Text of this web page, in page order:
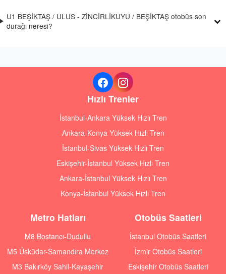
U1 BEŞİKTAŞ / ULUS - ZİNCİRLİKUYU / BEŞİKTAŞ otobüs son
durağı neresi?
Hızlı Trenler
İstanbul-Ankara Yüksek Hızlı Tren
Ankara-Konya Yüksek Hızlı Tren
İstanbul-Sivas Yüksek Hızlı Tren
Eskişehir-İstanbul Yüksek Hızlı Tren
Ankara-İstanbul Yüksek Hızlı Tren
Konya-İstanbul Yüksek Hızlı Tren
Metro Hatları
M8 Bostancı-Dudullu
M5 Üsküdar-Samandıra Merkez
M3 Bakırköy Sahil-Kayaşehir
Otobüs Saatleri
İstanbul Otobüs Saatleri
İzmir Otobüs Saatleri
Eskişehir Otobüs Saatleri